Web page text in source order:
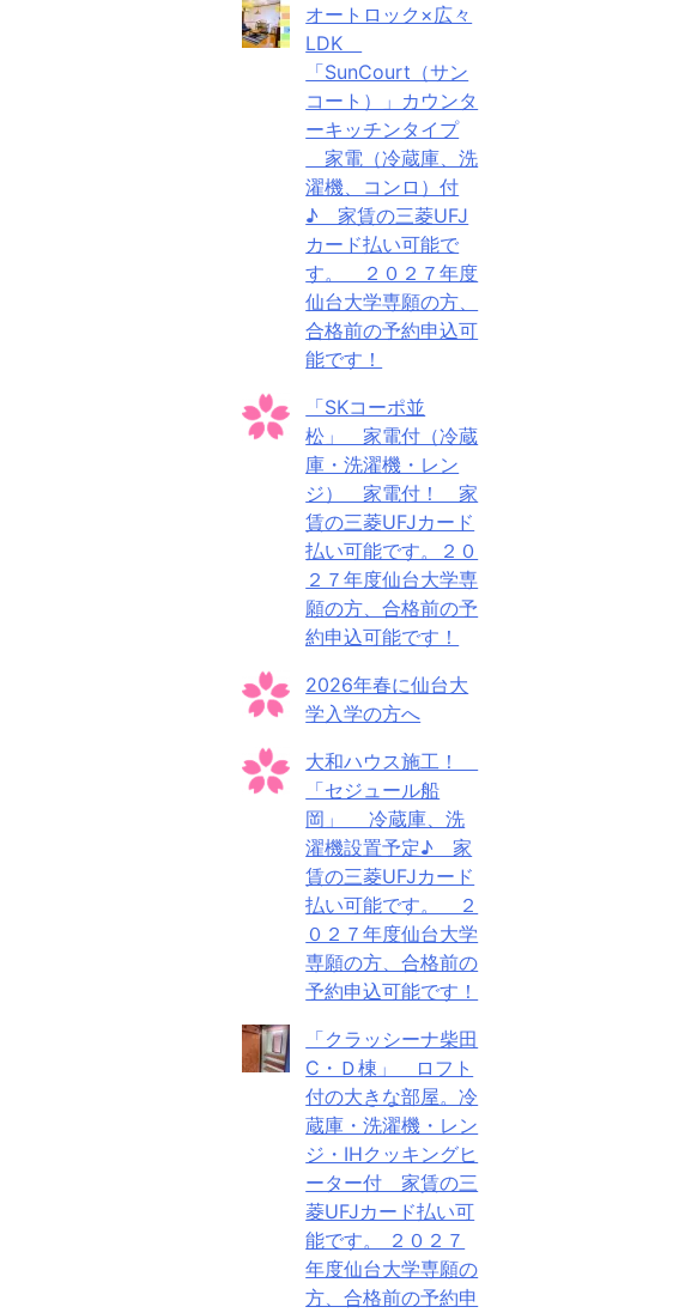
オートロック×広々
LDK
「SunCourt（サン
コート）」カウンタ
ーキッチンタイプ
家電（冷蔵庫、洗
濯機、コンロ）付
♪ 家賃の三菱UFJ
カード払い可能で
す。 ２０２７年度
仙台大学専願の方、
合格前の予約申込可
能です！
「SKコーポ並
松」 家電付（冷蔵
庫・洗濯機・レン
ジ） 家電付！ 家
賃の三菱UFJカード
払い可能です。２０
２７年度仙台大学専
願の方、合格前の予
約申込可能です！
2026年春に仙台大
学入学の方へ
大和ハウス施工！
「セジュール船
岡」 冷蔵庫、洗
濯機設置予定♪ 家
賃の三菱UFJカード
払い可能です。 ２
０２７年度仙台大学
専願の方、合格前の
予約申込可能です！
「クラッシーナ柴田
C・Ｄ棟」 ロフト
付の大きな部屋。冷
蔵庫・洗濯機・レン
ジ・IHクッキングヒ
ーター付 家賃の三
菱UFJカード払い可
能です。 ２０２７
年度仙台大学専願の
方、合格前の予約申